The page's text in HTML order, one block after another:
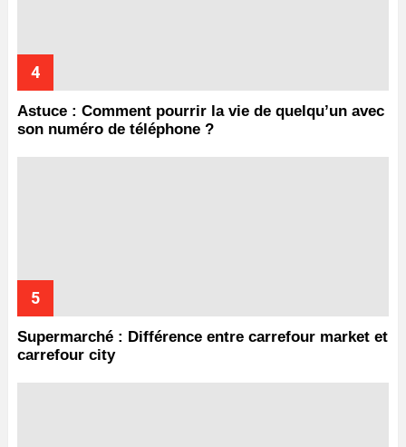
Astuce : Comment pourrir la vie de quelqu’un avec
son numéro de téléphone ?
Supermarché : Différence entre carrefour market et
carrefour city